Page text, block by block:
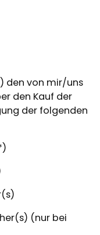
den von mir/uns
den Kauf der
der folgenden
(nur bei